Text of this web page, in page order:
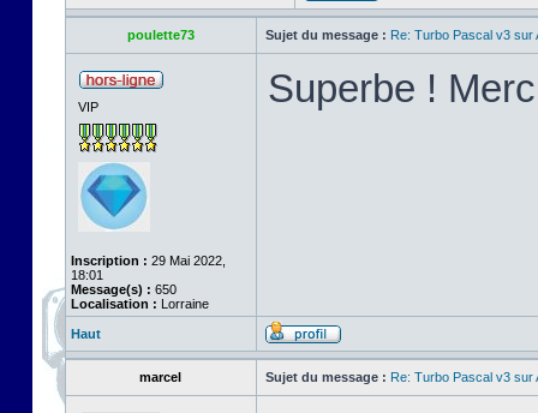
poulette73 Sujet du message : Re: Turbo Pascal v3 sur
VIP
Inscription : 29 Mai 2022,
18:01
Message(s) : 650
Localisation : Lorraine
Superbe !
Haut
marcel Sujet du message : Re: Turbo Pascal v3 sur